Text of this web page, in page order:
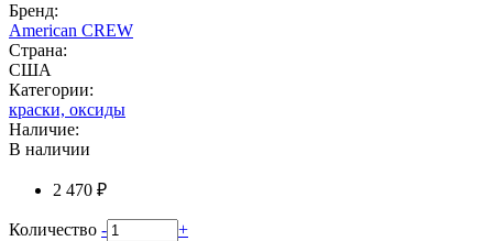
Бренд:
American CREW
Страна:
США
Категории:
краски, оксиды
Наличие:
В наличии
2 470 ₽
Количество - +